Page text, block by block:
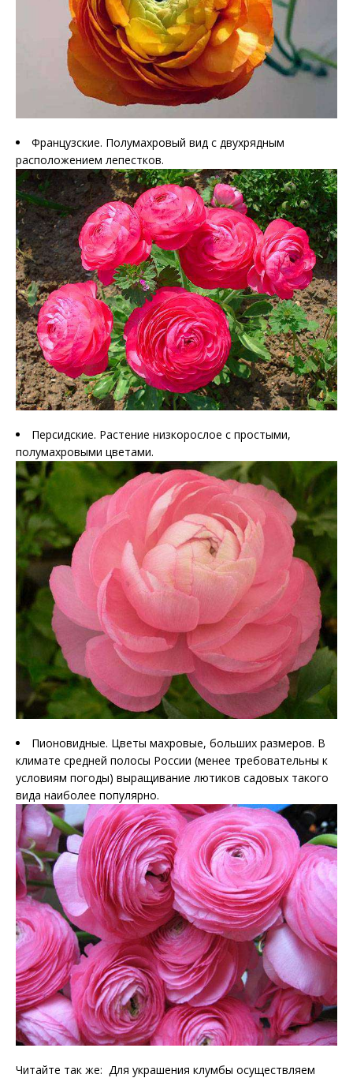
Французские. Полумахровый вид с двухрядным
расположением лепестков.
Персидские. Растение низкорослое с простыми,
полумахровыми цветами.
Пионовидные. Цветы махровые, больших размеров. В
климате средней полосы России (менее требовательны к
условиям погоды) выращивание лютиков садовых такого
вида наиболее популярно.
Читайте так же: Для украшения клумбы осуществляем